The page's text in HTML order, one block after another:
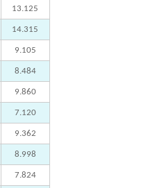
13.125
14.315
9.105
8.484
9.860
7.120
9.362
8.998
7.824